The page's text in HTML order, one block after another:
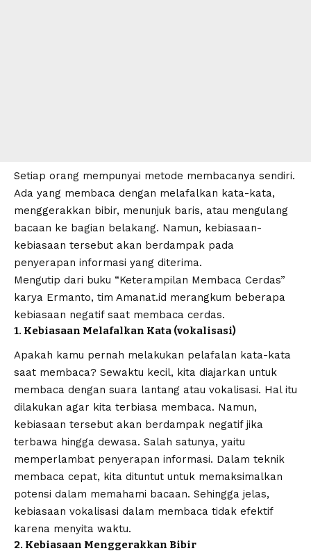
Setiap orang mempunyai metode membacanya sendiri.
Ada yang membaca dengan melafalkan kata-kata,
menggerakkan bibir, menunjuk baris, atau mengulang
bacaan ke bagian belakang. Namun, kebiasaan-
kebiasaan tersebut akan berdampak pada
penyerapan informasi yang diterima.
Mengutip dari buku “Keterampilan Membaca Cerdas”
karya Ermanto, tim Amanat.id merangkum beberapa
kebiasaan negatif saat membaca cerdas.
1. Kebiasaan Melafalkan Kata (vokalisasi)
Apakah kamu pernah melakukan pelafalan kata-kata
saat membaca? Sewaktu kecil, kita diajarkan untuk
membaca dengan suara lantang atau vokalisasi. Hal itu
dilakukan agar kita terbiasa membaca. Namun,
kebiasaan tersebut akan berdampak negatif jika
terbawa hingga dewasa. Salah satunya, yaitu
memperlambat penyerapan informasi. Dalam teknik
membaca cepat, kita dituntut untuk memaksimalkan
potensi dalam memahami bacaan. Sehingga jelas,
kebiasaan vokalisasi dalam membaca tidak efektif
karena menyita waktu.
2. Kebiasaan Menggerakkan Bibir